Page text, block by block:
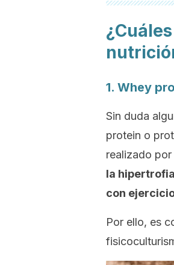
1. Whey
Sin duda
protein o
realizado por
la
con
Por ello, es